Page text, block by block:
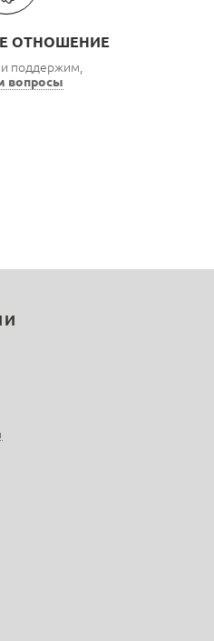
ОТНОШЕНИЕ
поддержим,
вопросы